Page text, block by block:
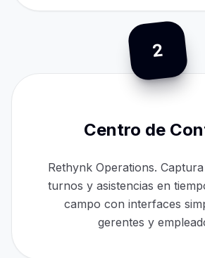
2
Centro de
Rethynk Operations.
turnos y asistencias en
campo con interfaces
gerentes y